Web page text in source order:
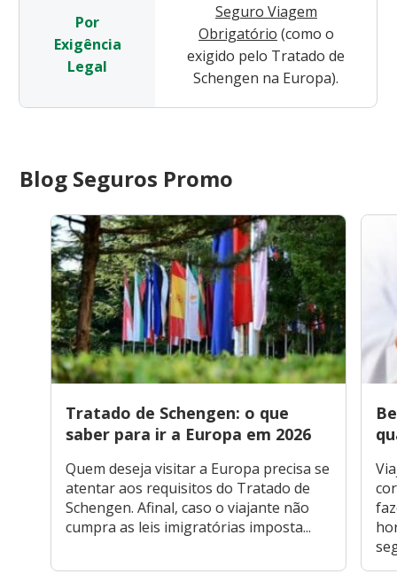
Por
Exigência
Legal
Seguro Viagem
Obrigatório (como o
exigido pelo Tratado de
Schengen na Europa).
Blog Seguros Promo
Tratado de Schengen: o que
saber para ir a Europa em 2026
Quem deseja visitar a Europa precisa se
atentar aos requisitos do Tratado de
Schengen. Afinal, caso o viajante não
cumpra as leis imigratórias imposta...